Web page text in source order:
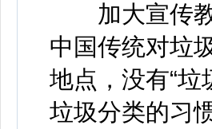
加大宣传教
中国传统对垃
地点，没有“
垃圾分类的习